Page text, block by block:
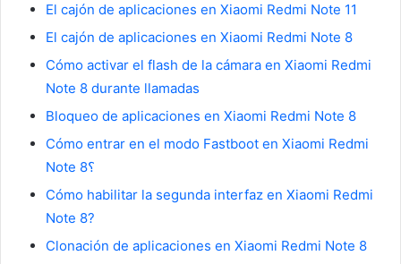
El cajón de aplicaciones en Xiaomi Redmi Note 11
El cajón de aplicaciones en Xiaomi Redmi Note 8
Cómo activar el flash de la cámara en Xiaomi Redmi
Note 8 durante llamadas
Bloqueo de aplicaciones en Xiaomi Redmi Note 8
Cómo entrar en el modo Fastboot en Xiaomi Redmi
Note 8؟
Cómo habilitar la segunda interfaz en Xiaomi Redmi
Note 8?
Clonación de aplicaciones en Xiaomi Redmi Note 8